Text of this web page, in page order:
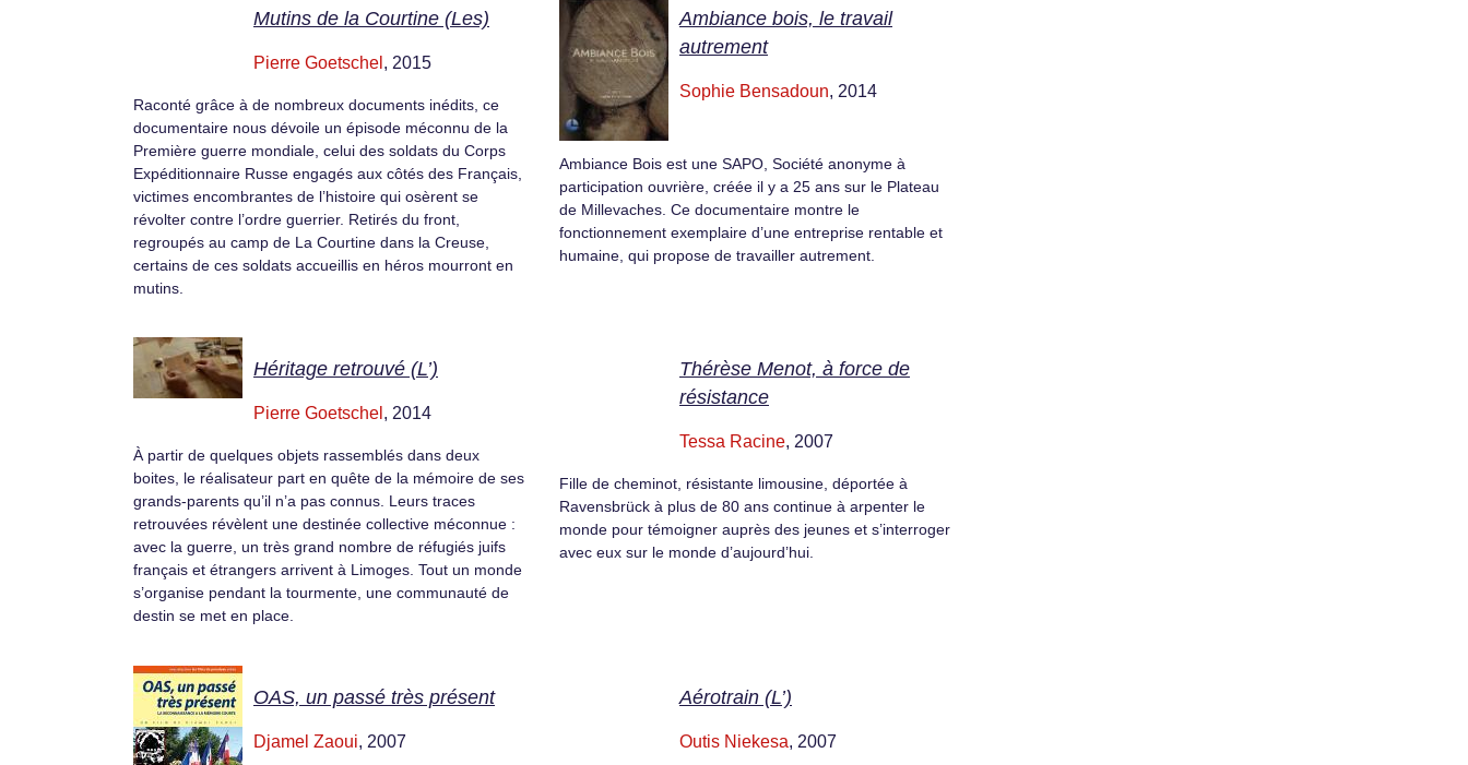
Mutins de la Courtine (Les)
Pierre Goetschel , 2015
Raconté grâce à de nombreux documents inédits, ce
documentaire nous dévoile un épisode méconnu de la
Première guerre mondiale, celui des soldats du Corps
Expéditionnaire Russe engagés aux côtés des Français,
victimes encombrantes de l’histoire qui osèrent se
révolter contre l’ordre guerrier. Retirés du front,
regroupés au camp de La Courtine dans la Creuse,
certains de ces soldats accueillis en héros mourront en
mutins.
Ambiance bois, le travail
autrement
Sophie Bensadoun, 2014
Ambiance Bois est une SAPO, Société anonyme à
participation ouvrière, créée il y a 25 ans sur le Plateau
de Millevaches. Ce documentaire montre le
fonctionnement exemplaire d’une entreprise rentable et
humaine, qui propose de travailler autrement.
Héritage retrouvé (L’)
Pierre Goetschel , 2014
À partir de quelques objets rassemblés dans deux
boites, le réalisateur part en quête de la mémoire de ses
grands-parents qu’il n’a pas connus. Leurs traces
retrouvées révèlent une destinée collective méconnue :
avec la guerre, un très grand nombre de réfugiés juifs
français et étrangers arrivent à Limoges. Tout un monde
s’organise pendant la tourmente, une communauté de
destin se met en place.
Thérèse Menot, à force de
résistance
Tessa Racine, 2007
Fille de cheminot, résistante limousine, déportée à
Ravensbrück à plus de 80 ans continue à arpenter le
monde pour témoigner auprès des jeunes et s’interroger
avec eux sur le monde d’aujourd’hui.
OAS, un passé très présent
Djamel Zaoui, 2007
Aérotrain (L’)
Outis Niekesa, 2007